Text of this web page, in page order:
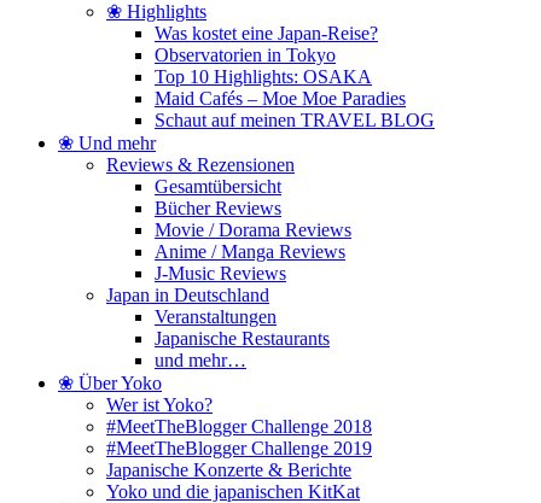
❀ Highlights
Was kostet eine Japan-Reise?
Observatorien in Tokyo
Top 10 Highlights: OSAKA
Maid Cafés – Moe Moe Paradies
Schaut auf meinen TRAVEL BLOG
❀ Und mehr
Reviews & Rezensionen
Gesamtübersicht
Bücher Reviews
Movie / Dorama Reviews
Anime / Manga Reviews
J-Music Reviews
Japan in Deutschland
Veranstaltungen
Japanische Restaurants
und mehr…
❀ Über Yoko
Wer ist Yoko?
#MeetTheBlogger Challenge 2018
#MeetTheBlogger Challenge 2019
Japanische Konzerte & Berichte
Yoko und die japanischen KitKat